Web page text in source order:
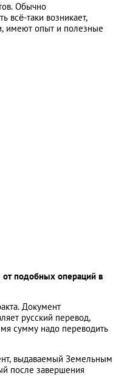
Обычно
всё-таки возникает,
имеют опыт и полезные
от подобных операций в
Документ
русский перевод,
сумму надо переводить
выдаваемый Земельным
после завершения